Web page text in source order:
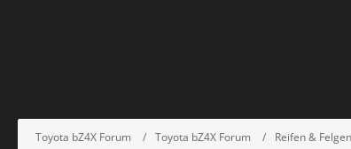
Toyota bZ4X Forum Toyota bZ4X Forum Reifen & Felgen